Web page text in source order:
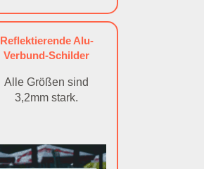
Reflektierende Alu-
Verbund-Schilder
Alle Größen sind
3,2mm stark.